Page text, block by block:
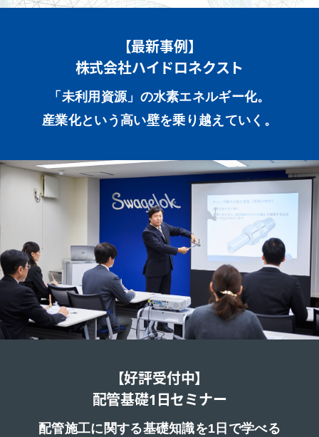
【最新事例】
株式会社ハイドロネクスト
「未利用資源」の水素エネルギー化。
産業化という高い壁を乗り越えていく。
【好評受付中】
配管基礎1日セミナー
配管施工に関する基礎知識を1日で学べる